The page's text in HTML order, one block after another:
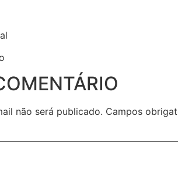
não será publicado. Campos